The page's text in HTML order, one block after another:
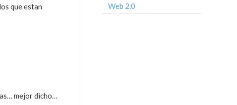
que estan
mejor dicho…
Web 2.0